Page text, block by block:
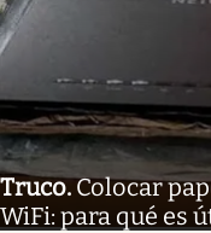
Truco.Colocar
WiFi: para qué es